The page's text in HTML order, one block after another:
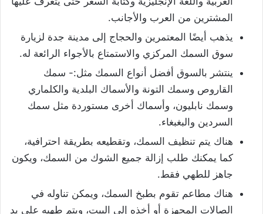
المشترين من العرب والأجانب.
يذهب أيضًا المعتمرين والحجاج إلى مدينة جدة لزيارة
سوق السمك المركزي والاستمتاع بالأجواء الرائعة له.
ينتشر بالسوق أفضل أنواع السمك مثل:- سمك
القاروص وسمك التونة والأسماك البلدية والكلماري
وسمك نابليون، وأسماك أخرى مستوردة مثل سمك
السردين والبغبغاء.
هناك يتم تنظيف السمك، وتقطيعه بطريقة احترافية،
كما يمكنك طلب إزالة جميع الشوك من السمك، ويكون
جاهز للطهي فقط.
هناك مطاعم تقوم بطبخ السمك، ويمكن تناوله في
الصالات المجهزة أو أخذه إلى البيت، ويتم طهيه على يد